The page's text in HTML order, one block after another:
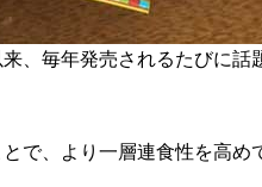
、毎年発売されるたびに
で、より一層連食性を高め